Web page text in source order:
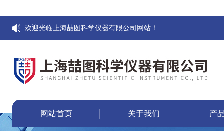
欢迎光临上海喆图科学仪器有限公司网站！
网站首页 关于我们 产